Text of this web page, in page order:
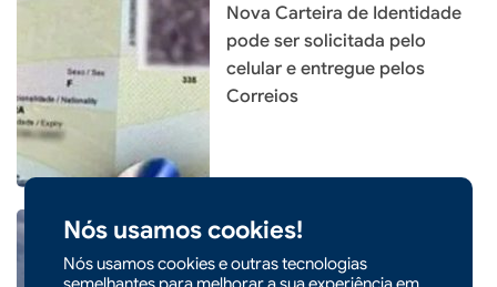
Nós usamos cookies!
Nós usamos cookies e outras tecnologias
Nova Carteira de Identidade
pode ser solicitada pelo
celular e entregue pelos
Correios